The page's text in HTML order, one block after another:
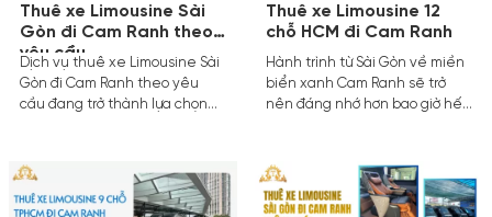
Thuê xe Limousine Sài
Gòn đi Cam Ranh theo
yêu cầu
Dịch vụ thuê xe Limousine Sài
Gòn đi Cam Ranh theo yêu
cầu đang trở thành lựa chọn
kết hợp hoàn hảo giữa không
gian nội thất sang trọng, lịch
trình cá nhân hóa và sự an
Thuê xe Limousine 12
chỗ HCM đi Cam Ranh
Hành trình từ Sài Gòn về miền
biển xanh Cam Ranh sẽ trở
nên đáng nhớ hơn bao giờ hết
Ranh.